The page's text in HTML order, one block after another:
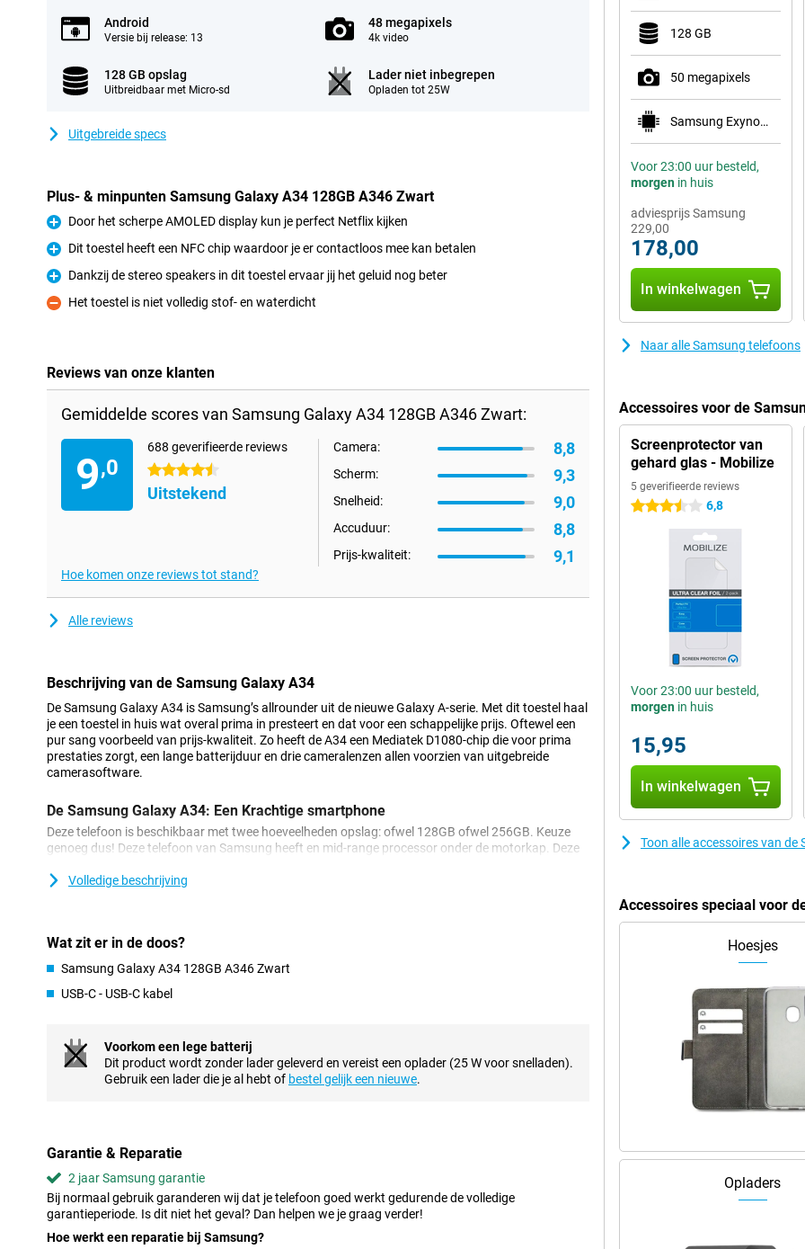
Android
Versie bij release: 13
48 megapixels
4k video
128 GB opslag
Uitbreidbaar met Micro-sd
Lader niet inbegrepen
Opladen tot 25W
Uitgebreide specs
Plus- & minpunten Samsung Galaxy A34 128GB A346 Zwart
Pluspunt
Door het scherpe AMOLED display kun je perfect Netflix kijken
Pluspunt
Dit toestel heeft een NFC chip waardoor je er contactloos mee kan betalen
Pluspunt
Dankzij de stereo speakers in dit toestel ervaar jij het geluid nog beter
Minpunt
Het toestel is niet volledig stof- en waterdicht
Reviews van onze klanten
Gemiddelde scores van Samsung Galaxy A34 128GB A346 Zwart:
9,0
688 geverifieerde reviews
4.5 sterren
Uitstekend
Camera: 8,8
Scherm: 9,3
Snelheid: 9,0
Accuduur: 8,8
Prijs-kwaliteit: 9,1
Hoe komen onze reviews tot stand?
Alle reviews
Beschrijving van de Samsung Galaxy A34
De Samsung Galaxy A34 is Samsung’s allrounder uit de nieuwe Galaxy A-serie. Met dit toestel haal
je een toestel in huis wat overal prima in presteert en dat voor een schappelijke prijs. Oftewel een
pur sang voorbeeld van prijs-kwaliteit. Zo heeft de A34 een Mediatek D1080-chip die voor prima
prestaties zorgt, een lange batterijduur en drie cameralenzen allen voorzien van uitgebreide
camerasoftware.
De Samsung Galaxy A34: Een Krachtige smartphone
Deze telefoon is beschikbaar met twee hoeveelheden opslag: ofwel 128GB ofwel 256GB. Keuze
genoeg dus! Deze telefoon van Samsung heeft en mid-range processor onder de motorkap. Deze
zwaardere apps.
Het scherm van de A34 is vervaardigd van Gorilla Glass, hierdoor is je scherm extra bestand tegen
combinatie van glas en plastic. Hierdoor heb je premiumlook van glas maar de stevigheid van
plastic, het beste van beide werelden!
Het scherm van deze Samsung Galaxy A34 heeft een verversingssnelheid van 120Hz. Dat houdt in
dat het scherm zichzelf 120 keer per seconde ververst. Hierdoor zijn beelden erg scherp en
vloeiend, ideaal als je van plan bent om met het toestel te gaan gamen of graag films en series kijkt
Razend snel internetten met je Samsung Galaxy A34
In deze telefoon is een geïntegreerde NFC-chip aanwezig. Hierdoor is het mogelijk om contactloos
te betalen in de winkel, wanneer jouw bank dit ook ondersteund. Investeer in de toekomst door nu
een 5G-ready telefoon te kopen! Hiermee profiteer je alvast van alle voordelen die 5G met zich
meebrengt.
Volledige beschrijving
Wat zit er in de doos?
Samsung Galaxy A34 128GB A346 Zwart
USB-C - USB-C kabel
Voorkom een lege batterij
Dit product wordt zonder lader geleverd en vereist een oplader (25 W voor snelladen).
Gebruik een lader die je al hebt of bestel gelijk een nieuwe.
Garantie & Reparatie
2 jaar Samsung garantie
Bij normaal gebruik garanderen wij dat je telefoon goed werkt gedurende de volledige
garantieperiode. Is dit niet het geval? Dan helpen we je graag verder!
Hoe werkt een reparatie bij Samsung?
128 GB
50 megapixels
Samsung Exynos 1330
Voor 23:00 uur besteld,
morgen in huis
229,00
adviesprijs Samsung
178,00
In winkelwagen
Naar alle Samsung telefoons
Accessoires voor de
Screenprotector van
gehard glas - Mobilize
5 geverifieerde reviews
3.5 sterren 6,8
Voor 23:00 uur besteld,
morgen in huis
15,95
In winkelwagen
Toon alle accessoires van
Accessoires speciaal voor
Hoesjes
Opladers